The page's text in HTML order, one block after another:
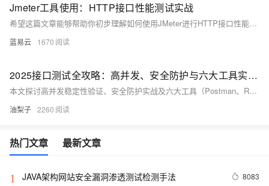
Jmeter工具使用：HTTP接口性能测试实战
希望这篇文章能够帮助你初步理解如何使用JMeter进行HTTP接口性能测试，有兴趣的话，你可以研究更多关于JMeter的内容。记住，只有理解并掌握了这些工具，你才能充分利用它们发挥其应有的价值。+
蓝易云 1670
2025接口测试全攻略：高并发、安全防护与六大工具实战指南
本文探讨高并发稳定性验证、安全防护实战及六大工具（Postman、RunnerGo、Apipost、JMeter、SoapUI、Fiddler）选型指南，助力构建未来接口测试体系。接口测试旨在验证数据传输、参数合法性、错误处理能力及性能安全性，其重要性体现在早期发现问题、保障系统稳定和支撑持续集成。常用方法包括功能、性能、安全性及兼容性测试，典型场景涵盖前后端分离开发、第三方服务集成与数据一致性检查。选择合适的工具需综合考虑需求与团队协作等因素。
油梨子 2260
热门文章 最新文章
1 JAVA架构网站安全漏洞渗透测试检测手法 8083